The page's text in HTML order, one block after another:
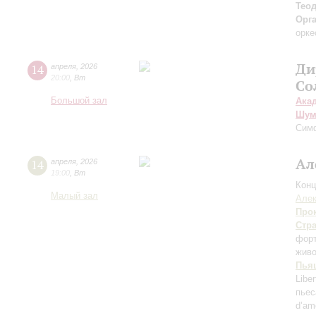
14 апреля 2026
20:00 Вт
Большой зал
14 апреля 2026
19:00 Вт
Малый зал